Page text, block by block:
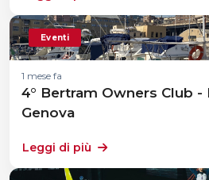
Eventi
1 mese fa
4° Bertram Owners Club -
Genova
Leggi di più